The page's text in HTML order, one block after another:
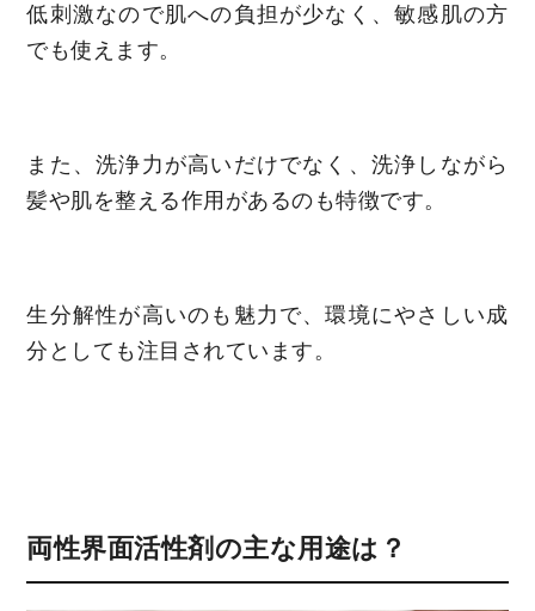
低刺激なので肌への負担が少なく、敏感肌の方
でも使えます。
また、洗浄力が高いだけでなく、洗浄しながら
髪や肌を整える作用があるのも特徴です。
生分解性が高いのも魅力で、環境にやさしい成
分としても注目されています。
両性界面活性剤の主な用途は？